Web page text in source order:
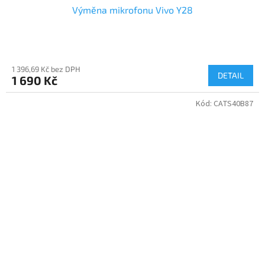
Výměna mikrofonu Vivo Y28
1 396,69 Kč bez DPH
1 690 Kč DETAIL
Kód: CATS40B87